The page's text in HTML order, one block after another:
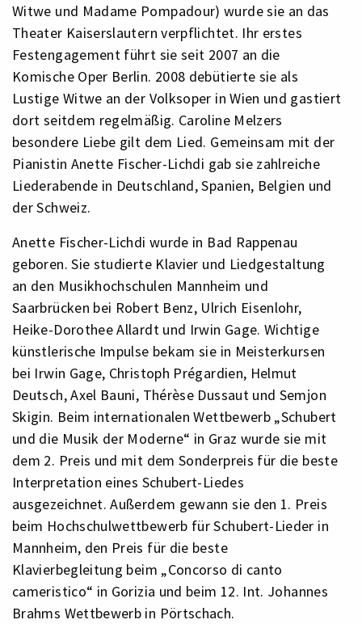
Witwe und Madame Pompadour) wurde sie an das
Theater Kaisers­lautern verpflichtet. Ihr erstes
Festengagement führt sie seit 2007 an die
Komische Oper Berlin. 2008 debütierte sie als
Lustige Witwe an der Volksoper in Wien und gastiert
dort seitdem regelmäßig. Caroline Melzers
besondere Liebe gilt dem Lied. Gemeinsam mit der
Pianistin Anette Fischer-Lichdi gab sie zahlreiche
Liederabende in Deutschland, Spanien, Belgien und
der Schweiz.
Anette Fischer-Lichdi wurde in Bad Rappenau
geboren. Sie studierte Klavier und Liedgestaltung
an den Musikhochschulen Mannheim und
Saarbrücken bei Robert Benz, Ulrich Eisenlohr,
Heike-Dorothee Allardt und Irwin Gage. Wichtige
künstlerische Impulse bekam sie in Meisterkursen
bei Irwin Gage, Christoph Prégardien, Helmut
Deutsch, Axel Bauni, Thérèse Dussaut und Semjon
Skigin. Beim internationalen Wettbewerb „Schubert
und die Musik der Moderne“ in Graz wurde sie mit
dem 2. Preis und mit dem Sonderpreis für die beste
Interpretation eines Schubert-Liedes
ausgezeichnet. Außerdem gewann sie den 1. Preis
beim Hochschulwettbewerb für Schubert-Lieder in
Mannheim, den Preis für die beste
Klavierbegleitung beim „Concorso di canto
cameristico“ in Gorizia und beim 12. Int. Johannes
Brahms Wettbewerb in Pörtschach.